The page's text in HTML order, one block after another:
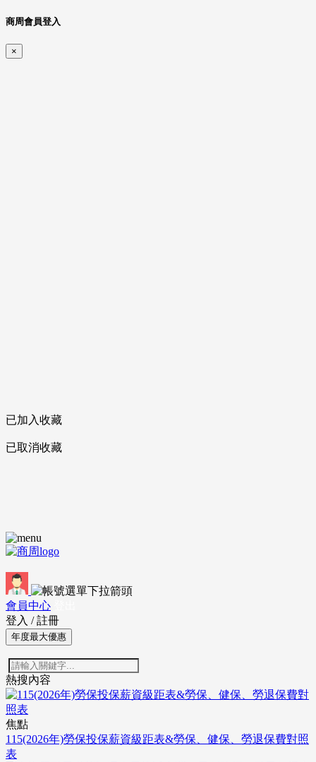
商周會員登入
×
已加入收藏
已取消收藏
會員中心
登入 / 註冊
年度最大優惠
熱搜內容
焦點
115(2026年)勞保投保薪資級距表&勞保、健保、勞退保費對照
表